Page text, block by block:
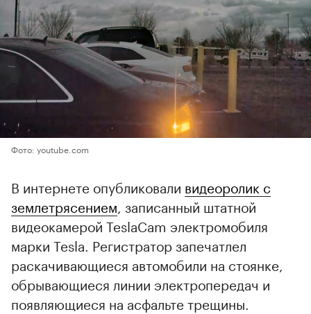
Фото: youtube.com
В интернете опубликовали видеоролик с
землетрясением , записанный штатной
видеокамерой TeslaCam электромобиля
марки Tesla. Регистратор запечатлел
раскачивающиеся автомобили на стоянке,
обрывающиеся линии электропередач и
появляющиеся на асфальте трещины.